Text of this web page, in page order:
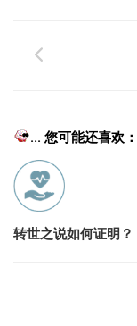
... 您可能还喜欢：
转世之说如何证明？